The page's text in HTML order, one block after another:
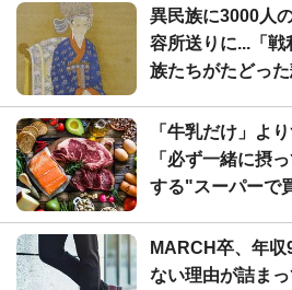
異民族に3000人
容所送りに...「戦
族たちがたどっ
「牛乳だけ」よ
「必ず一緒に摂
する"スーパーで
MARCH卒、年
ない理由が詰ま